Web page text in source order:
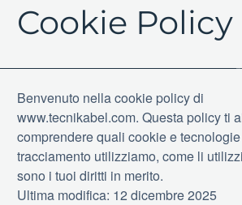
Cookie Policy
Benvenuto nella cookie policy di
www.tecnikabel.com. Questa policy ti
comprendere quali cookie e
tracciamento utilizziamo, come li
sono i tuoi diritti in merito.
Ultima modifica: 12 dicembre 2025